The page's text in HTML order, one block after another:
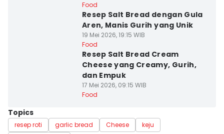
Food
Resep Salt Bread dengan Gula
Aren, Manis Gurih yang Unik
19 Mei 2026, 19:15 WIB
Food
Resep Salt Bread Cream
Cheese yang Creamy, Gurih,
dan Empuk
17 Mei 2026, 09:15 WIB
Food
Topics
resep roti garlic bread Cheese
keju